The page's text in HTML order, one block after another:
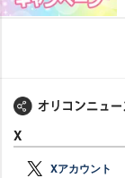
X
Xアカウント